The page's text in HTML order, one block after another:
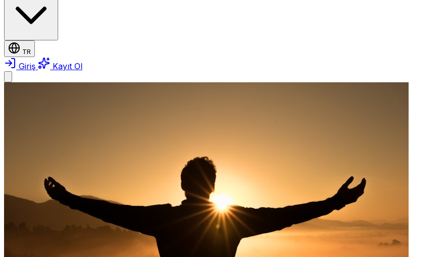
TR
Giriş Kayıt Ol